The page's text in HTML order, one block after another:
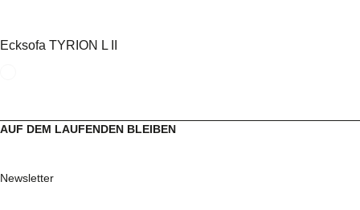
Ecksofa TYRION L II
AUF DEM LAUFENDEN BLEIBEN
Newsletter